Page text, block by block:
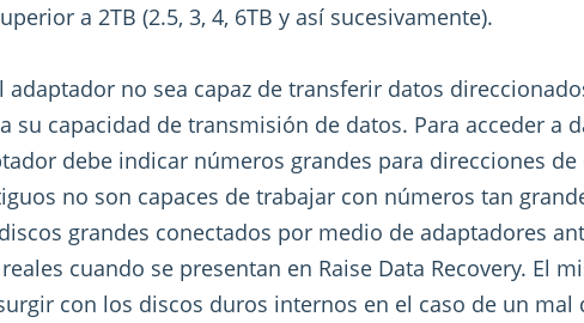
a 2TB (2.5, 3, 4, 6TB y así sucesivamente).
adaptador no sea capaz de transferir datos
su capacidad de transmisión de datos. Para acceder a
debe indicar números grandes para direcciones de
no son capaces de trabajar con números tan
grandes conectados por medio de adaptadores
cuando se presentan en Raise Data Recovery. El
con los discos duros internos en el caso de un mal